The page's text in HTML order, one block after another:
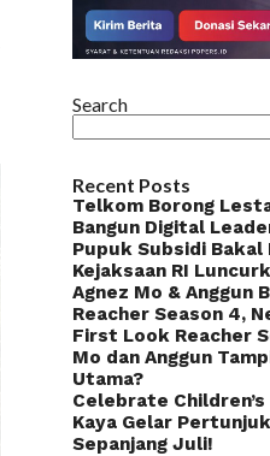
Search
Recent Posts
Telkom Borong
Bangun Digital
Pupuk Subsidi
Kejaksaan RI
Agnez Mo & Anggun
Reacher Season 4,
First Look Reacher
Mo dan Anggun
Utama?
Celebrate
Kaya Gelar
Sepanjang Juli!